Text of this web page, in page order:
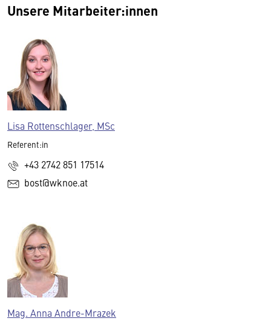
Unsere Mitarbeiter:innen
Lisa Rottenschlager, MSc
Referent:in
+43 2742 851 17514
bost@wknoe.at
Mag. Anna Andre-Mrazek